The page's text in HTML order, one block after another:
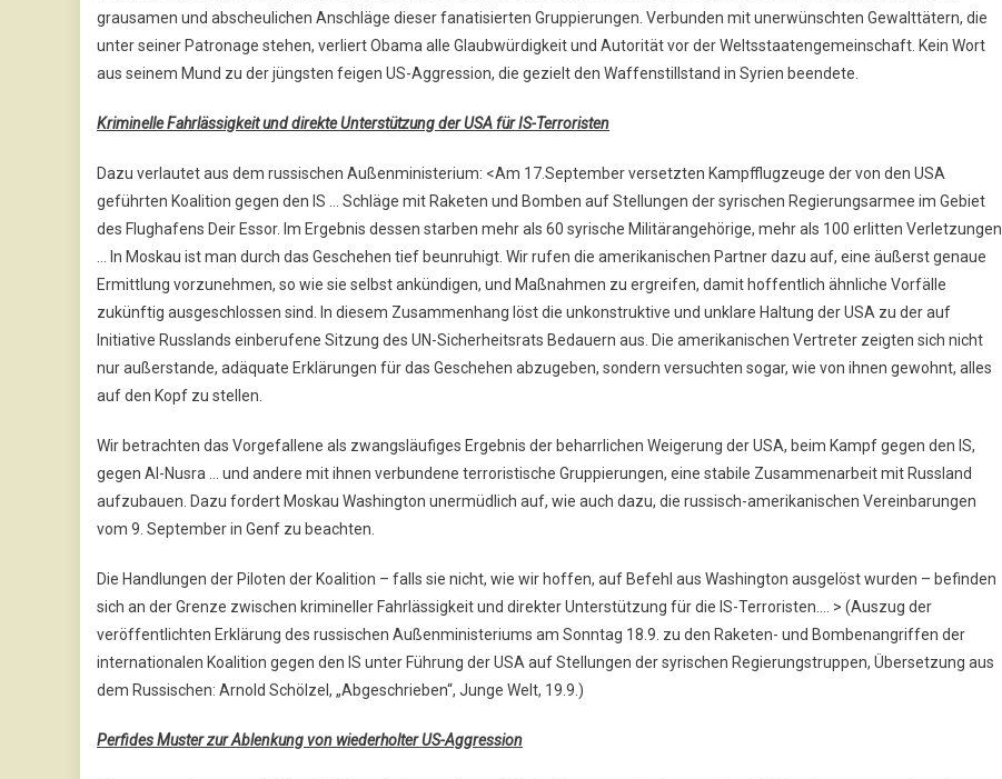
grausamen und abscheulichen Anschläge dieser fanatisierten Gruppierungen. Verbunden mit unerwünschten Gewalttätern, die
unter seiner Patronage stehen, verliert Obama alle Glaubwürdigkeit und Autorität vor der Weltsstaatengemeinschaft. Kein Wort
aus seinem Mund zu der jüngsten feigen US-Aggression, die gezielt den Waffenstillstand in Syrien beendete.
Kriminelle Fahrlässigkeit und direkte Unterstützung der USA für IS-Terroristen
Dazu verlautet aus dem russischen Außenministerium: <Am 17.September versetzten Kampfflugzeuge der von den USA
geführten Koalition gegen den IS … Schläge mit Raketen und Bomben auf Stellungen der syrischen Regierungsarmee im Gebiet
des Flughafens Deir Essor. Im Ergebnis dessen starben mehr als 60 syrische Militärangehörige, mehr als 100 erlitten Verletzungen.
… In Moskau ist man durch das Geschehen tief beunruhigt. Wir rufen die amerikanischen Partner dazu auf, eine äußerst genaue
Ermittlung vorzunehmen, so wie sie selbst ankündigen, und Maßnahmen zu ergreifen, damit hoffentlich ähnliche Vorfälle
zukünftig ausgeschlossen sind. In diesem Zusammenhang löst die unkonstruktive und unklare Haltung der USA zu der auf
Initiative Russlands einberufene Sitzung des UN-Sicherheitsrats Bedauern aus. Die amerikanischen Vertreter zeigten sich nicht
nur außerstande, adäquate Erklärungen für das Geschehen abzugeben, sondern versuchten sogar, wie von ihnen gewohnt, alles
auf den Kopf zu stellen.
Wir betrachten das Vorgefallene als zwangsläufiges Ergebnis der beharrlichen Weigerung der USA, beim Kampf gegen den IS,
gegen Al-Nusra … und andere mit ihnen verbundene terroristische Gruppierungen, eine stabile Zusammenarbeit mit Russland
aufzubauen. Dazu fordert Moskau Washington unermüdlich auf, wie auch dazu, die russisch-amerikanischen Vereinbarungen
vom 9. September in Genf zu beachten.
Die Handlungen der Piloten der Koalition – falls sie nicht, wie wir hoffen, auf Befehl aus Washington ausgelöst wurden – befinden
sich an der Grenze zwischen krimineller Fahrlässigkeit und direkter Unterstützung für die IS-Terroristen…. > (Auszug der
veröffentlichten Erklärung des russischen Außenministeriums am Sonntag 18.9. zu den Raketen- und Bombenangriffen der
internationalen Koalition gegen den IS unter Führung der USA auf Stellungen der syrischen Regierungstruppen, Übersetzung aus
dem Russischen: Arnold Schölzel, „Abgeschrieben“, Junge Welt, 19.9.)
Perfides Muster zur Ablenkung von wiederholter US-Aggression